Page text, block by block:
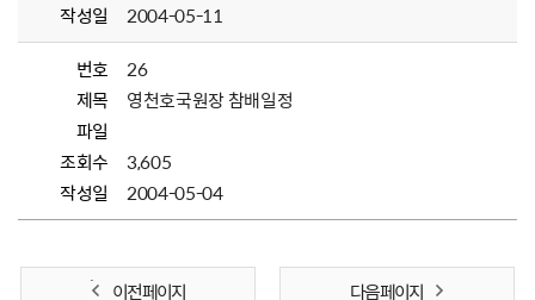
작성일
2004-05-11
번호
26
제목
영천호국원장 참배일정
파일
조회수
3,605
작성일
2004-05-04
이전 페이지 다음 페이지